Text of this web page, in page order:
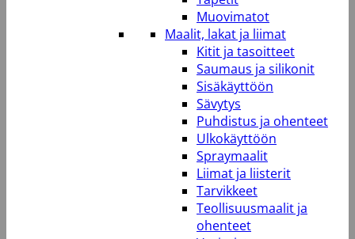
Muovimatot
Maalit, lakat ja liimat
Kitit ja tasoitteet
Saumaus ja silikonit
Sisäkäyttöön
Sävytys
Puhdistus ja ohenteet
Ulkokäyttöön
Spraymaalit
Liimat ja liisterit
Tarvikkeet
Teollisuusmaalit ja
ohenteet